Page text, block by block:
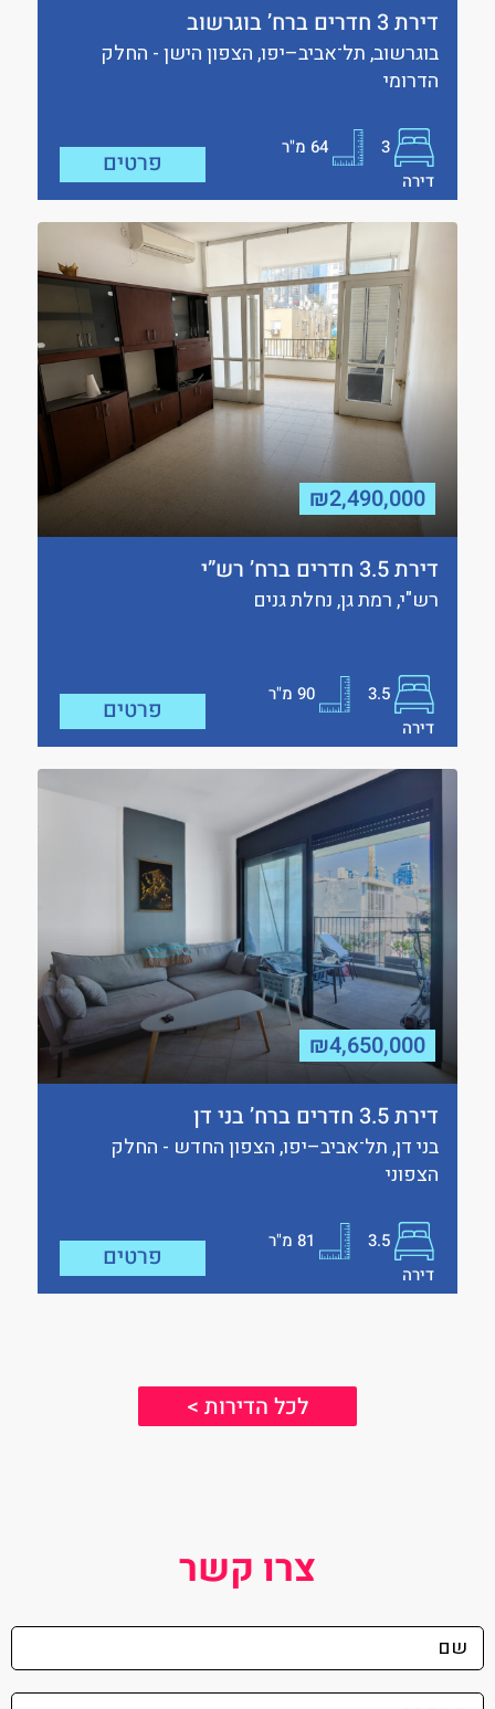
דירת 3 חדרים ברח’ בוגרשוב
בוגרשוב, תל־אביב–יפו, הצפון הישן - החלק
הדרומי
3
64מ"ר
דירה
פרטים
₪2,490,000
דירת 3.5 חדרים ברח’ רש”י
רש"י, רמת גן, נחלת גנים
3.5
90מ"ר
דירה
פרטים
₪4,650,000
דירת 3.5 חדרים ברח’ בני דן
בני דן, תל־אביב–יפו, הצפון החדש - החלק
הצפוני
3.5
81מ"ר
דירה
פרטים
לכל הדירות >
צרו קשר